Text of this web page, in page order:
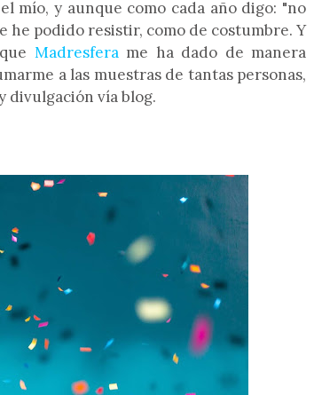
mío, y aunque como cada año digo: "no
he podido resistir, como de costumbre. Y
Madresferame ha dado de manera
a las muestras de tantas personas,
divulgación vía blog.